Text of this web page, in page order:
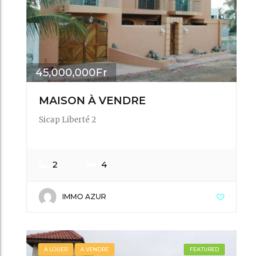
45,000,000Fr
MAISON À VENDRE
Sicap Liberté 2
2 4
IMMO AZUR
FEATURED
A LOUER A VENDRE